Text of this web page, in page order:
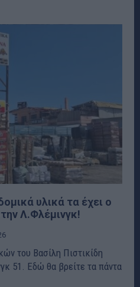
υλικά τα έχει ο
Λ.Φλέμινγκ!
του Βασίλη Πιστικίδη
51. Εδώ θα βρείτε τα πάντα